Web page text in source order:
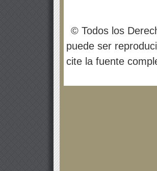
© Todos los
puede ser
cite la fuente